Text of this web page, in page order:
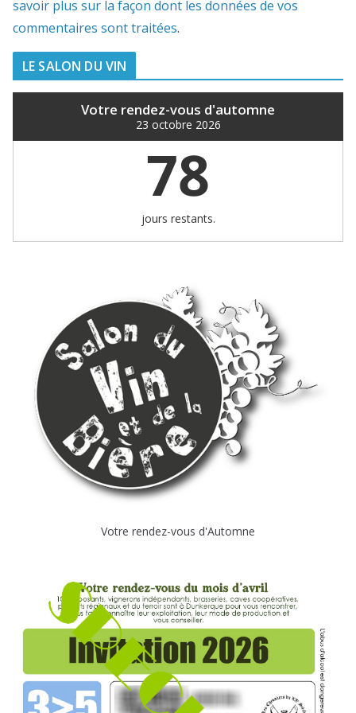
savoir plus sur la façon dont les données de vos
commentaires sont traitées.
LE SALON DU VIN
Votre rendez-vous d'automne
23 octobre 2026
78
jours restants.
Votre rendez-vous d'Automne